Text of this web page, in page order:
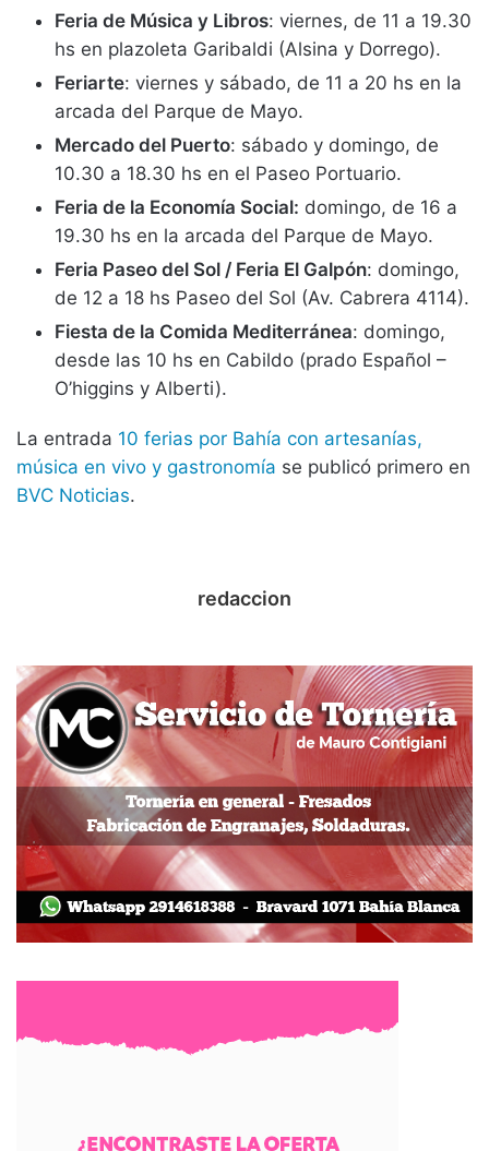
Feria de Música y Libros: viernes, de 11 a 19.30
hs en plazoleta Garibaldi (Alsina y Dorrego).
Feriarte: viernes y sábado, de 11 a 20 hs en la
arcada del Parque de Mayo.
Mercado del Puerto: sábado y domingo, de
10.30 a 18.30 hs en el Paseo Portuario.
Feria de la Economía Social: domingo, de 16 a
19.30 hs en la arcada del Parque de Mayo.
Feria Paseo del Sol / Feria El Galpón: domingo,
de 12 a 18 hs Paseo del Sol (Av. Cabrera 4114).
Fiesta de la Comida Mediterránea: domingo,
desde las 10 hs en Cabildo (prado Español –
O’higgins y Alberti).
La entrada 10 ferias por Bahía con artesanías,
música en vivo y gastronomía se publicó primero en
BVC Noticias.
redaccion